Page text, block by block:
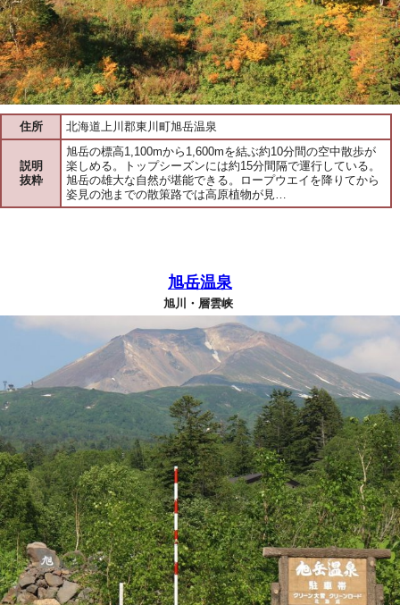
住所 北海道上川郡東川町旭岳温泉
説明
抜粋
旭岳の標高1,100mから1,600mを結ぶ約10分間の空中散歩が
楽しめる。トップシーズンには約15分間隔で運行している。
旭岳の雄大な自然が堪能できる。ロープウエイを降りてから
姿見の池までの散策路では高原植物が見…
旭岳温泉
旭川・層雲峡